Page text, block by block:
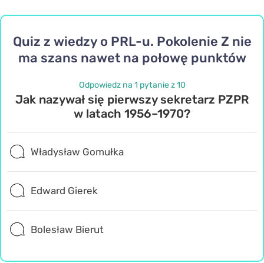
Quiz z wiedzy o PRL-u. Pokolenie Z nie
ma szans nawet na połowę punktów
Odpowiedz na 1 pytanie z 10
Jak nazywał się pierwszy sekretarz PZPR
w latach 1956–1970?
Władysław Gomułka
Edward Gierek
Bolesław Bierut